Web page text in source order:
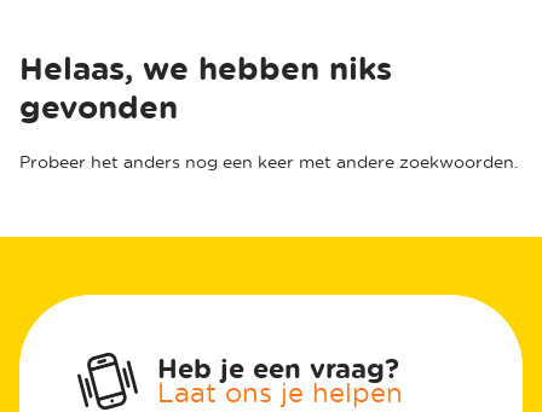
Helaas, we hebben niks
gevonden
Probeer het anders nog een keer met andere zoekwoorden.
Heb je een vraag?
Laat ons je helpen